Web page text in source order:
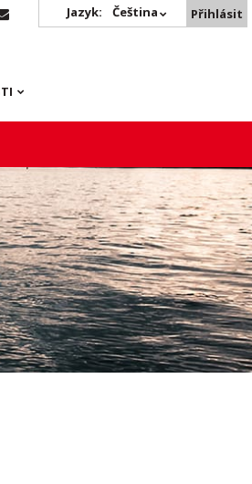
Jazyk: Čeština Přihlásit